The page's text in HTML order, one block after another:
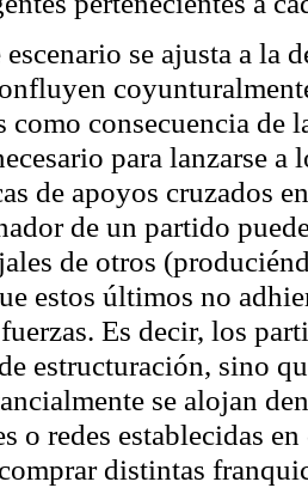
escenario se ajusta a
como consecuencia de
para lanzarse
de apoyos cruzados
de un partido
de otros
estos últimos no
Es decir, los
estructuración, sino
se alojan
o redes establecidas
distintas